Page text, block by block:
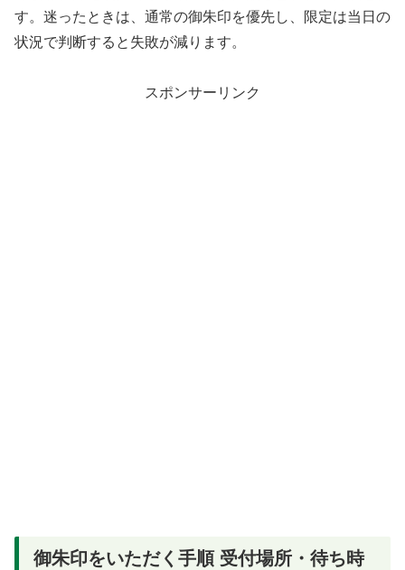
す。迷ったときは、通常の御朱印を優先し、限定は当日の
状況で判断すると失敗が減ります。
スポンサーリンク
御朱印をいただく手順 受付場所・待ち時